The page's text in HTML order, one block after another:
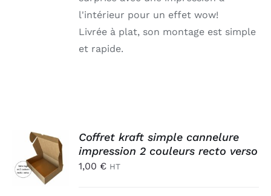
l'intérieur pour un effet wow!
Livrée à plat, son montage est simple
et rapide.
AJOUTER
AU
PANIER
/
DÉTAILS
Coffret kraft simple cannelure
impression 2 couleurs recto verso
1,00 € HT